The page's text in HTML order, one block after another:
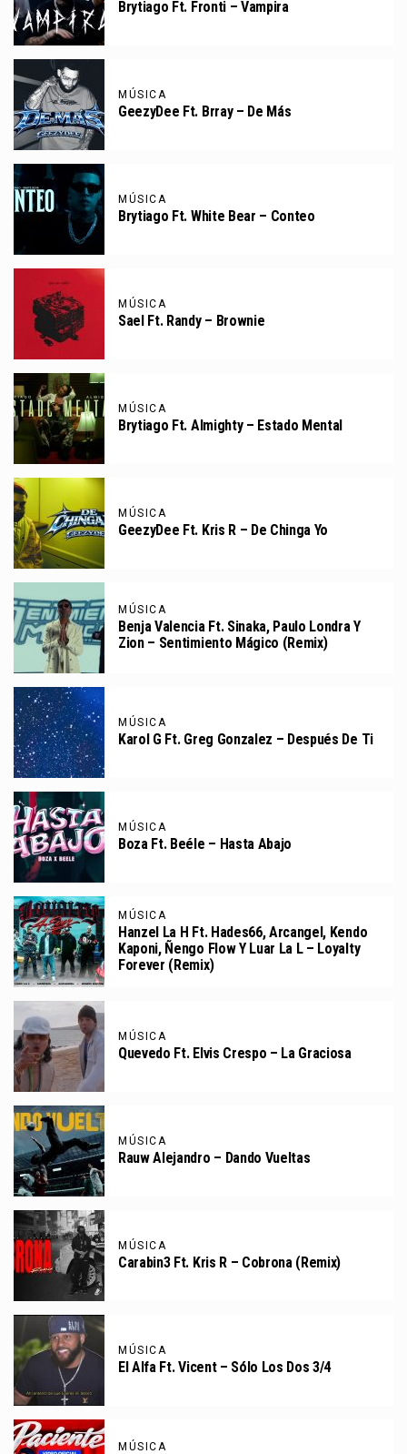
Brytiago Ft. Fronti – Vampira
MÚSICA
GeezyDee Ft. Brray – De Más
MÚSICA
Brytiago Ft. White Bear – Conteo
MÚSICA
Sael Ft. Randy – Brownie
MÚSICA
Brytiago Ft. Almighty – Estado Mental
MÚSICA
GeezyDee Ft. Kris R – De Chinga Yo
MÚSICA
Benja Valencia Ft. Sinaka, Paulo Londra Y
Zion – Sentimiento Mágico (Remix)
MÚSICA
Karol G Ft. Greg Gonzalez – Después De Ti
MÚSICA
Boza Ft. Beéle – Hasta Abajo
MÚSICA
Hanzel La H Ft. Hades66, Arcangel, Kendo
Kaponi, Ñengo Flow Y Luar La L – Loyalty
Forever (Remix)
MÚSICA
Quevedo Ft. Elvis Crespo – La Graciosa
MÚSICA
Rauw Alejandro – Dando Vueltas
MÚSICA
Carabin3 Ft. Kris R – Cobrona (Remix)
MÚSICA
El Alfa Ft. Vicent – Sólo Los Dos 3/4
MÚSICA